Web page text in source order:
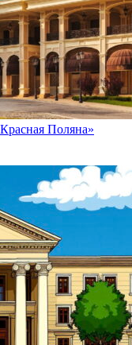
Поляна»